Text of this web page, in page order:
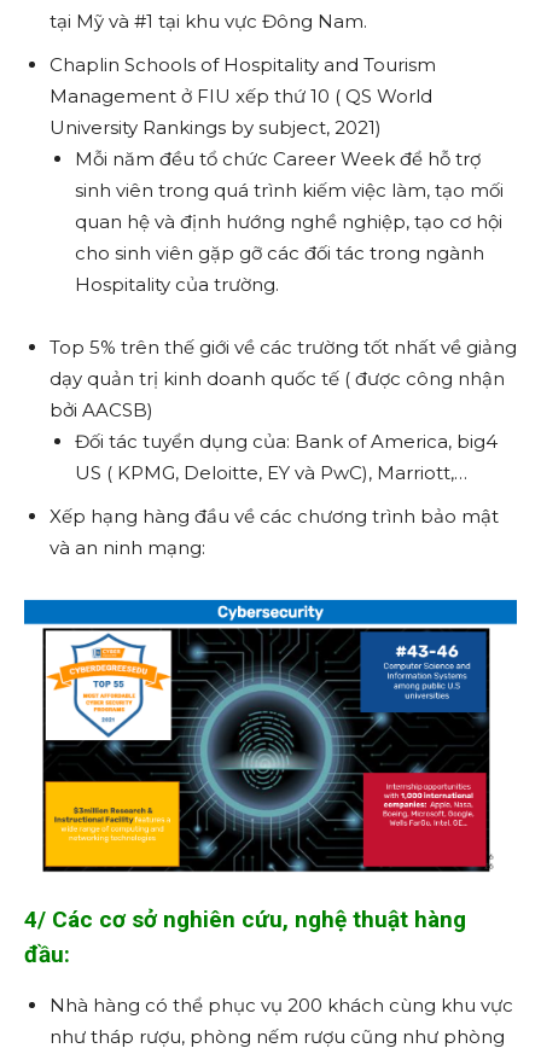
tại Mỹ và #1 tại khu vực Đông Nam.
Chaplin Schools of Hospitality and Tourism
Management ở FIU xếp thứ 10 ( QS World
University Rankings by subject, 2021)
Mỗi năm đều tổ chức Career Week để hỗ trợ
sinh viên trong quá trình kiếm việc làm, tạo mối
quan hệ và định hướng nghề nghiệp, tạo cơ hội
cho sinh viên gặp gỡ các đối tác trong ngành
Hospitality của trường.
Top 5% trên thế giới về các trường tốt nhất về giảng
dạy quản trị kinh doanh quốc tế ( được công nhận
bởi AACSB)
Đối tác tuyển dụng của: Bank of America, big4
US ( KPMG, Deloitte, EY và PwC), Marriott,…
Xếp hạng hàng đầu về các chương trình bảo mật
và an ninh mạng:
4/ Các cơ sở nghiên cứu, nghệ thuật hàng
đầu:
Nhà hàng có thể phục vụ 200 khách cùng khu vực
như tháp rượu, phòng nếm rượu cũng như phòng